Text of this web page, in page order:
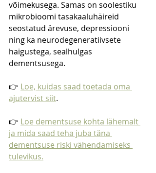
võimekusega. Samas on soolestiku
mikrobioomi tasakaaluhäireid
seostatud ärevuse, depressiooni
ning ka neurodegeneratiivsete
haigustega, sealhulgas
dementsusega.
👉 Loe, kuidas saad toetada oma
ajutervist siit.
👉 Loe dementsuse kohta lähemalt
ja mida saad teha juba täna
dementsuse riski vähendamiseks
tulevikus.